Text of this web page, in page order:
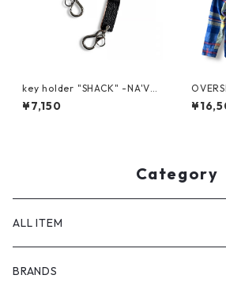
key holder "SHACK" -NA'VV
Y-
¥7,150
HIRT
Category
ALL ITEM
BRANDS